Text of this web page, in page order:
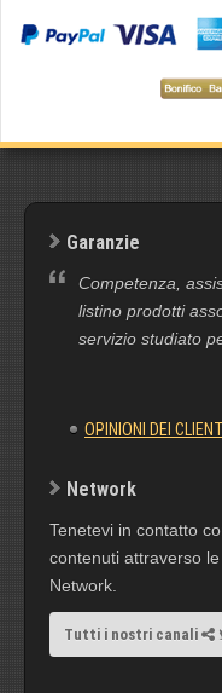
Garanzie
Competenza,
listino prodotti
servizio studiato
OPINIONI DEI
Network
Tenetevi in contatto
contenuti attraverso
Network.
Tutti i nostri canali